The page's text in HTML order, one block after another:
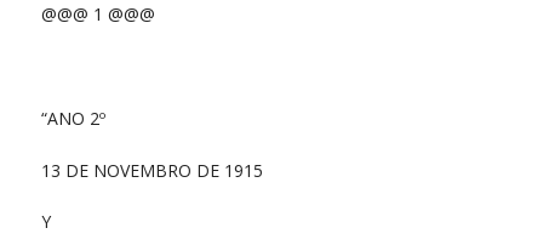
@@@ 1 @@@
“ANO 2º
13 DE NOVEMBRO DE 1915
Y